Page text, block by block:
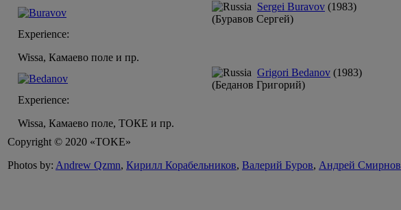
Sergei Buravov (1983)
(Буравов Сергей)
Experience:
Wissa, Камаево поле и пр.
Grigori Bedanov (1983)
(Беданов Григорий)
Experience:
Wissa, Камаево поле, ТОКЕ и пр.
Copyright © 2020 «TOKE»
Photos by: Andrew Qzmn, Кирилл Корабельников, Валерий Буров, Андрей Смирнов